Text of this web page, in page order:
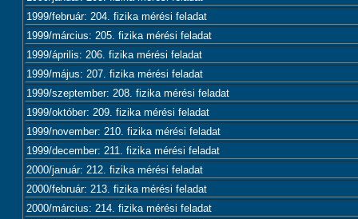
1999/február: 204. fizika mérési feladat
1999/március: 205. fizika mérési feladat
1999/április: 206. fizika mérési feladat
1999/május: 207. fizika mérési feladat
1999/szeptember: 208. fizika mérési feladat
1999/október: 209. fizika mérési feladat
1999/november: 210. fizika mérési feladat
1999/december: 211. fizika mérési feladat
2000/január: 212. fizika mérési feladat
2000/február: 213. fizika mérési feladat
2000/március: 214. fizika mérési feladat